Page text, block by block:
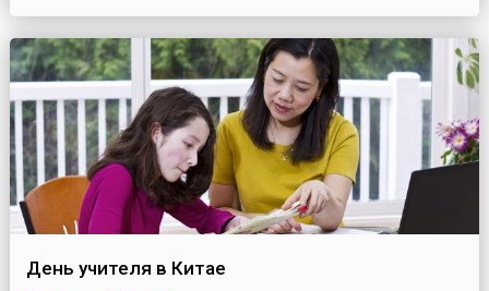
мероприятий для спа...
День учителя в Китае